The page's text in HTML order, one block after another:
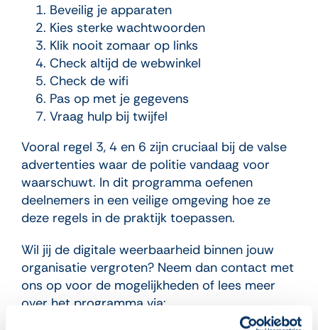
Beveilig je apparaten
Kies sterke wachtwoorden
Klik nooit zomaar op links
Check altijd de webwinkel
Check de wifi
Pas op met je gegevens
Vraag hulp bij twijfel
Vooral regel 3, 4 en 6 zijn cruciaal bij de valse
advertenties waar de politie vandaag voor
waarschuwt. In dit programma oefenen
deelnemers in een veilige omgeving hoe ze
deze regels in de praktijk toepassen.
Wil jij de digitale weerbaarheid binnen jouw
organisatie vergroten? Neem dan contact met
ons op voor de mogelijkheden of lees meer
over het programma via:
https://overoefenen.nl/programmas/klik-tik-